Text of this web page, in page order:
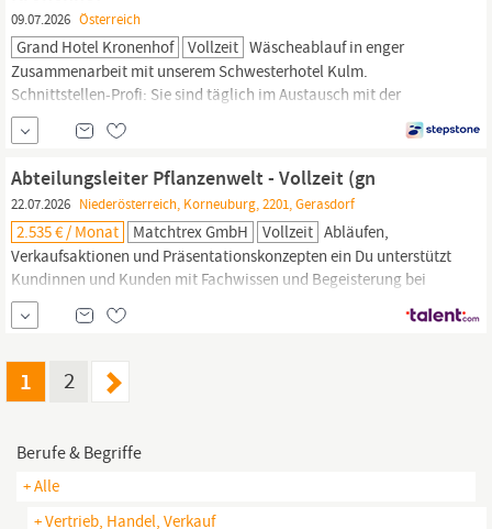
09.07.2026 Österreich
Grand Hotel Kronenhof Vollzeit Wäscheablauf in enger
Zusammenarbeit mit unserem Schwesterhotel Kulm.
Schnittstellen-Profi: Sie sind täglich im Austausch mit der
Geschäftsleitung, der Technik, der
und der Rezeption, um
einen reibungslosen Ablauf im Housekeeping zu garantieren. Ihr
(HOFA)
Abteilungsleiter Pflanzenwelt - Vollzeit (gn
22.07.2026 Niederösterreich, Korneuburg, 2201, Gerasdorf
2.535 € / Monat Matchtrex GmbH Vollzeit Abläufen,
Verkaufsaktionen und Präsentationskonzepten ein Du unterstützt
Kundinnen und Kunden mit Fachwissen und Begeisterung bei
ihren Kaufentscheidungen Du arbeitest aktiv auf der
Verkaufsfläche mit und gehst als Vorbild voran Diese
im Bereich Gartenbau,
1 2
Berufe & Begriffe
+ Alle
+ Vertrieb, Handel, Verkauf